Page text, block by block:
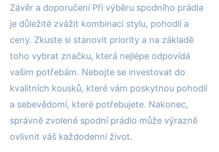
Závěr a doporučení Při výběru spodního prádla
je důležité zvážit kombinaci stylu, pohodlí a
ceny. Zkuste si stanovit priority a na základě
toho vybrat značku, která nejlépe odpovídá
vašim potřebám. Nebojte se investovat do
kvalitních kousků, které vám poskytnou pohodlí
a sebevědomí, které potřebujete. Nakonec,
správně zvolené spodní prádlo může výrazně
ovlivnit váš každodenní život.